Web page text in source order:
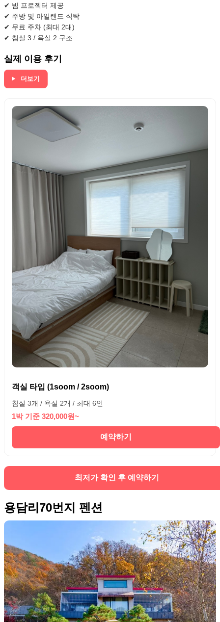
✔ 빔 프로젝터 제공
✔ 주방 및 아일랜드 식탁
✔ 무료 주차 (최대 2대)
✔ 침실 3 / 욕실 2 구조
실제 이용 후기
더보기
객실 타입 (1soom / 2soom)
침실 3개 / 욕실 2개 / 최대 6인
1박 기준 320,000원~
예약하기
최저가 확인 후 예약하기
용담리70번지 펜션